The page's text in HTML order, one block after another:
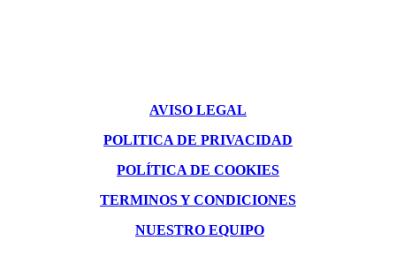
AVISO LEGAL
POLITICA DE PRIVACIDAD
POLÍTICA DE COOKIES
TERMINOS Y CONDICIONES
NUESTRO EQUIPO